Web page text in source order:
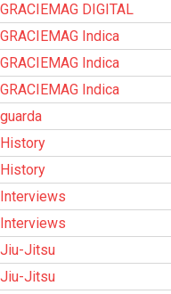
GRACIEMAG DIGITAL
GRACIEMAG Indica
GRACIEMAG Indica
GRACIEMAG Indica
guarda
History
History
Interviews
Interviews
Jiu-Jitsu
Jiu-Jitsu